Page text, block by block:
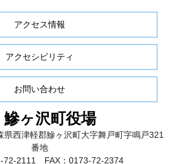
アクセス情報
アクセシビリティ
お問い合わせ
鰺ヶ沢町役場
西津軽郡鰺ヶ沢町大字舞戸町字鳴戸321
番地
72-2111 FAX：0173-72-2374